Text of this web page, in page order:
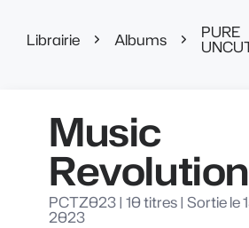
Playlists
Connexion
Librairie Albums PURE
Music
Revolution
PCTZ023| 10 titres| Sortie le
2023